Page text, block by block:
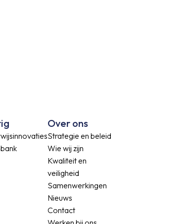
Over ons
Strategie en beleid
Wie wij zijn
Kwaliteit en
veiligheid
Samenwerkingen
Nieuws
Contact